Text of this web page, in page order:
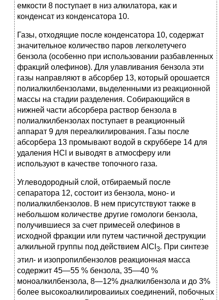
емкости 8 поступает в низ алкилатора, как и
конденсат из конденсатора 10.
Газы, отходящие после конденсатора 10, содержат
значительное количество паров легколетучего
бензола (особенно при использовании разбавленных
фракций олефинов). Для улавливания бензола эти
газы направляют в абсорбер 13, который орошается
полиалкилбензолами, выделенными из реакционной
массы на стадии разделения. Собирающийся в
нижней части абсорбера раствор бензола в
полиалкилбензолах поступает в реакционный
аппарат 9 для переалкилирования. Газы после
абсорбера 13 промывают водой в скруббере 14 для
удаления HCl и выводят в атмосферу или
используют в качестве топочного газа.
Углеводородный слой, отбираемый после
сепаратора 12, состоит из бензола, моно- и
полиалкилбензолов. В нем присутствуют также в
небольшом количестве другие гомологи бензола,
получившиеся за счет примесей олефинов в
исходной фракции или путем частичной деструкции
алкильной группы под действием AlCl 3. При синтезе
этил- и изопропилбензолов реакционная масса
содержит 45—55 % бензола, 35—40 %
моноалкилбензола, 8—12% дналкилбензола и до 3%
более высокоалкилироваииых соединений, побочных